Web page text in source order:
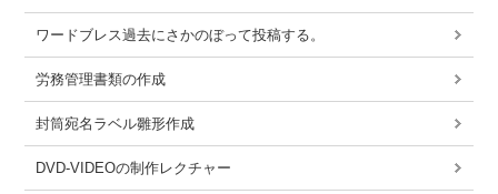
ワードブレス過去にさかのぼって投稿する。
労務管理書類の作成
封筒宛名ラベル雛形作成
DVD-VIDEOの制作レクチャー